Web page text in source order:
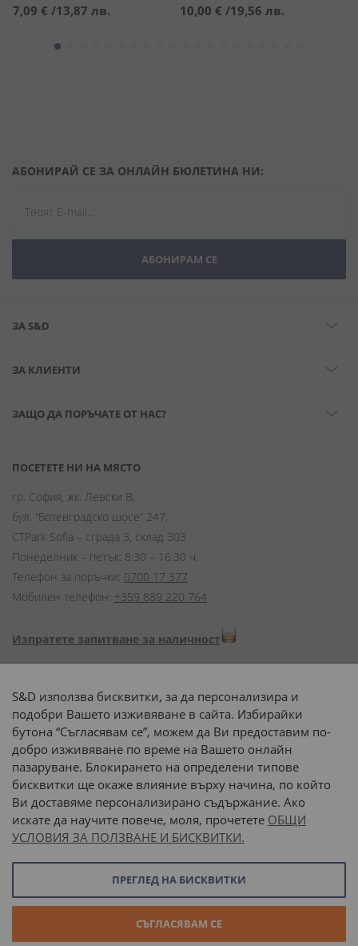
7,09 € /13,87 лв. 10,00 € /19,56 лв.
АБОНИРАЙ СЕ ЗА ОНЛАЙН БЮЛЕТИНА НИ:
АБОНИРАМ СЕ
ЗА S&D
ЗА КЛИЕНТИ
ЗАЩО ДА ПОРЪЧАТЕ ОТ НАС?
ПОСЕТЕТЕ НИ НА МЯСТО
гр. София, жк. Левски В,
бул. “Ботевградско шосе” 247,
CTPark Sofia – сграда 3, склад 303
Понеделник – петък: 8:30 – 16:30 ч.
Телефон за поръчки: 0700 17 377
Мобилен телефон: +359 889 220 764
Изпратете запитване за наличност
Начини на плащане:
Доставка до адрес с:
или
наш транспорт
S&D използва бисквитки, за да персонализира и
подобри Вашето изживяване в сайта. Избирайки
бутона “Съгласявам се”, можем да Ви предоставим по-
добро изживяване по време на Вашето онлайн
пазаруване. Блокирането на определени типове
бисквитки ще окаже влияние върху начина, по който
Ви доставяме персонализирано съдържание. Ако
искате да научите повече, моля, прочетете ОБЩИ
УСЛОВИЯ ЗА ПОЛЗВАНЕ И БИСКВИТКИ.
СЪГЛАСЯВАМ СЕ
ПРЕГЛЕД НА БИСКВИТКИ